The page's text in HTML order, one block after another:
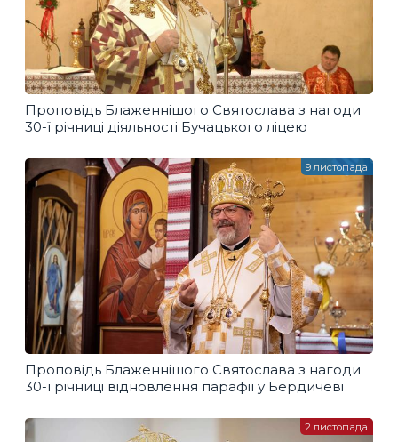
Проповідь Блаженнішого Святослава з нагоди
30-ї річниці діяльності Бучацького ліцею
Проповідь Блаженнішого Святослава з нагоди
30-ї річниці відновлення парафії у Бердичеві
9 листопада
2 листопада